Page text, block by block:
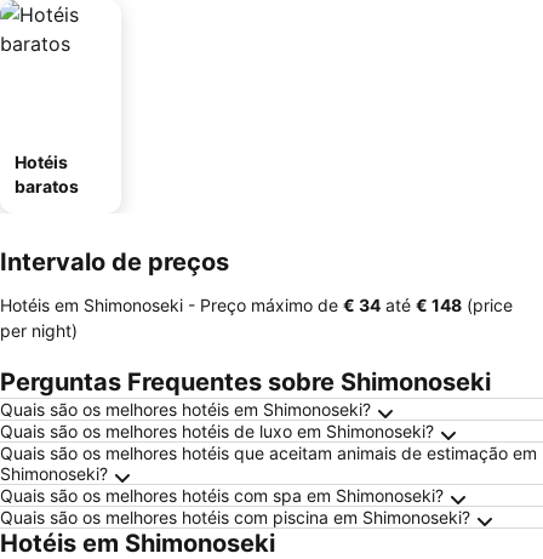
Hotéis
baratos
Intervalo de preços
Hotéis em Shimonoseki - Preço máximo de ‎€ 34 até ‎€ 148 (price
per night)
Perguntas Frequentes sobre Shimonoseki
Quais são os melhores hotéis em Shimonoseki?
Quais são os melhores hotéis de luxo em Shimonoseki?
Quais são os melhores hotéis que aceitam animais de estimação em
Shimonoseki?
Quais são os melhores hotéis com spa em Shimonoseki?
Quais são os melhores hotéis com piscina em Shimonoseki?
Hotéis em Shimonoseki